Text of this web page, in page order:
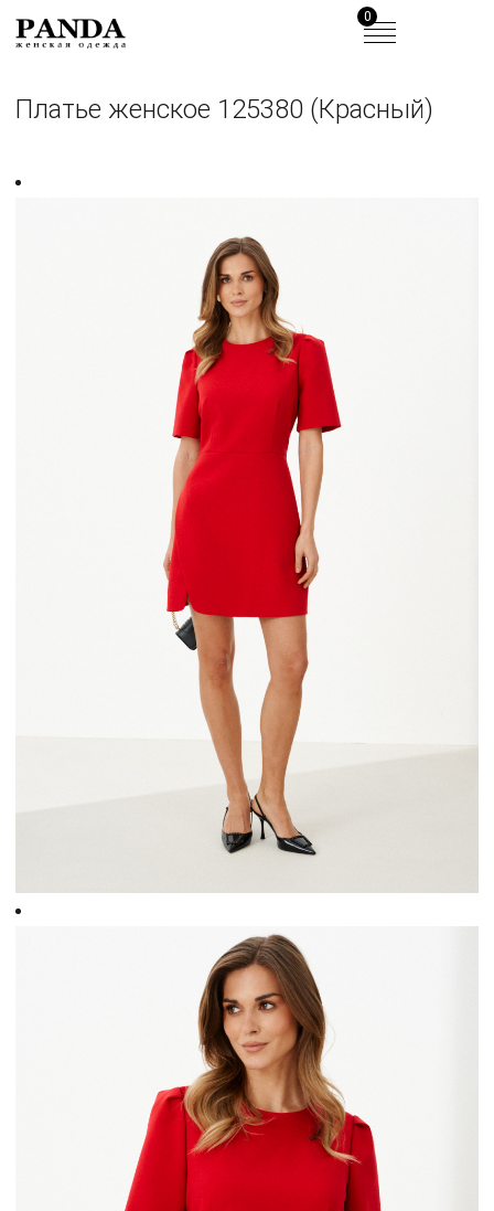
0
Платье женское 125380 (Красный)